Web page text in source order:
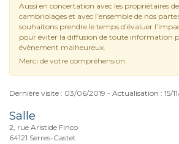
Aussi en concertation avec les propriétaires
cambriolages et avec l’ensemble de nos
souhaitons prendre le temps d’évaluer
pour éviter la diffusion de toute information
évènement malheureux.
Merci de votre compréhension.
Dernière visite : 03/06/2019 - Actualisation : 15/
Salle
2, rue Aristide Finco
64121 Serres-Castet